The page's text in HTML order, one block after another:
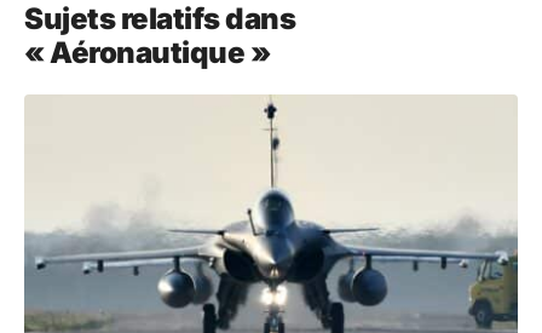
Sujets relatifs dans
« Aéronautique »